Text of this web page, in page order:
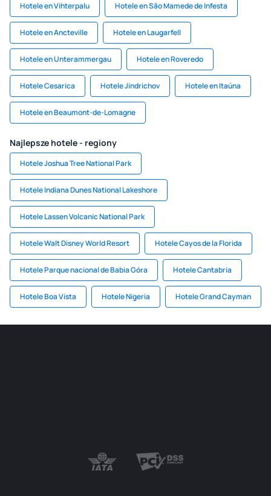
Hotele en Vihterpalu Hotele en Săo Mamede de Infesta
Hotele en Ancteville Hotele en Laugarfell
Hotele en Unterammergau Hotele en Roveredo
Hotele Cesarica Hotele Jindrichov Hotele en Itaúna
Hotele en Beaumont-de-Lomagne
Najlepsze hotele - regiony
Hotele Joshua Tree National Park
Hotele Indiana Dunes National Lakeshore
Hotele Lassen Volcanic National Park
Hotele Walt Disney World Resort Hotele Cayos de la Florida
Hotele Parque nacional de Babia Góra Hotele Cantabria
Hotele Boa Vista Hotele Nigeria Hotele Grand Cayman